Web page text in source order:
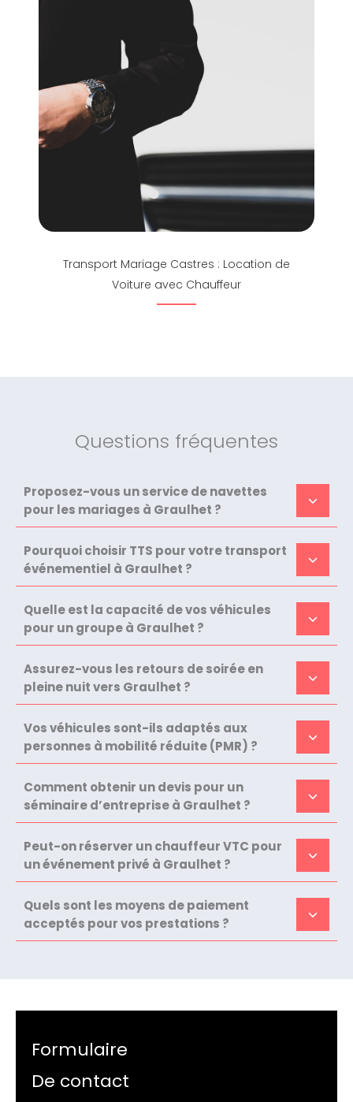
Transport Mariage Castres : Location de
Voiture avec Chauffeur
Questions fréquentes
Proposez-vous un service de navettes
pour les mariages à Graulhet ?
Pourquoi choisir TTS pour votre transport
événementiel à Graulhet ?
Quelle est la capacité de vos véhicules
pour un groupe à Graulhet ?
Assurez-vous les retours de soirée en
pleine nuit vers Graulhet ?
Vos véhicules sont-ils adaptés aux
personnes à mobilité réduite (PMR) ?
Comment obtenir un devis pour un
séminaire d’entreprise à Graulhet ?
Peut-on réserver un chauffeur VTC pour
un événement privé à Graulhet ?
Quels sont les moyens de paiement
acceptés pour vos prestations ?
Formulaire
De contact